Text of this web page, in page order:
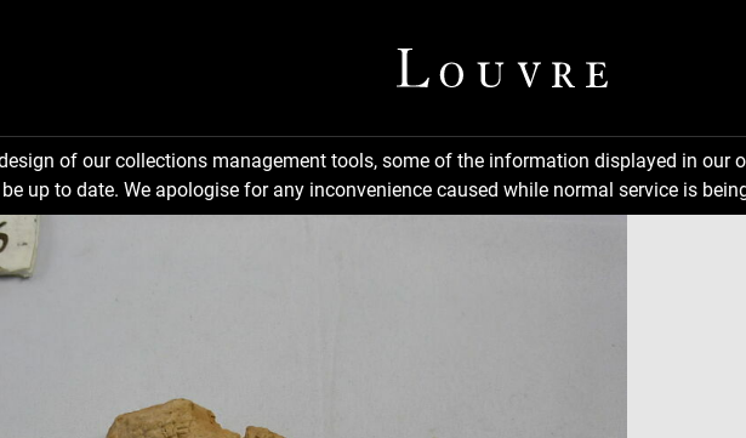
of our collections management tools, some of the information displayed in
up to date. We apologise for any inconvenience caused while normal service is